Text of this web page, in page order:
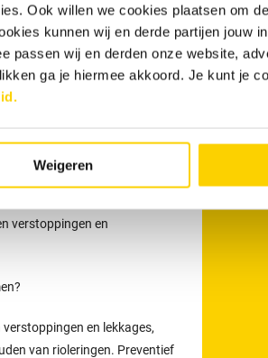
Ook willen we cookies plaatsen om
kunnen wij en derde partijen jouw
passen wij en derden onze website,
ga je hiermee akkoord. Je kunt je
Weigeren
online . Ook kunt u 24 uur
verhelpen van verstoppingen
inspecteren en preventief
verstoppingen en
en lekkages,
van rioleringen. Preventief